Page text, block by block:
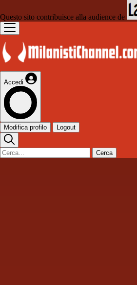
Questo sito contribuisce alla audience de
Accedi
Modifica profilo Logout
Cerca